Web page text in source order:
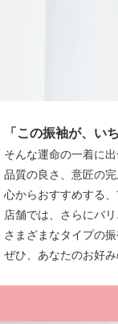
「この振袖が、い
そんな運命の一着に
品質の良さ、意匠の
心からおすすめする
店舗では、さらにバ
さまざまなタイプの
ぜひ、あなたのお好